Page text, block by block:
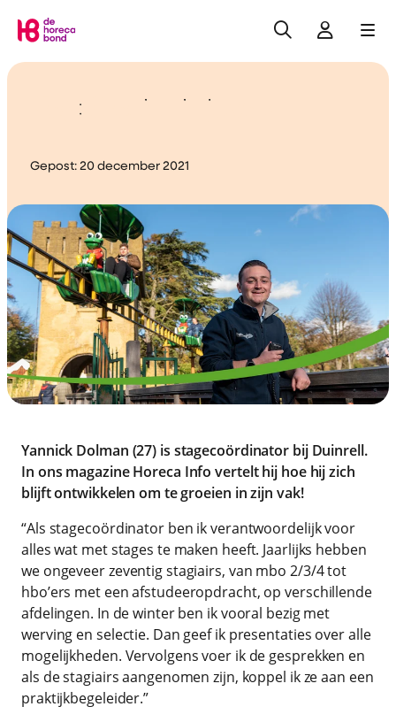
Zoeken
Blog: Groeien in je vak
Gepost: 20 december 2021
Yannick Dolman (27) is stagecoördinator bij Duinrell.
In ons magazine Horeca Info vertelt hij hoe hij zich
blijft ontwikkelen om te groeien in zijn vak!
“Als stagecoördinator ben ik verantwoordelijk voor
alles wat met stages te maken heeft. Jaarlijks hebben
we ongeveer zeventig stagiairs, van mbo 2/3/4 tot
hbo’ers met een afstudeeropdracht, op verschillende
afdelingen. In de winter ben ik vooral bezig met
werving en selectie. Dan geef ik presentaties over alle
mogelijkheden. Vervolgens voer ik de gesprekken en
als de stagiairs aangenomen zijn, koppel ik ze aan een
praktijkbegeleider.”